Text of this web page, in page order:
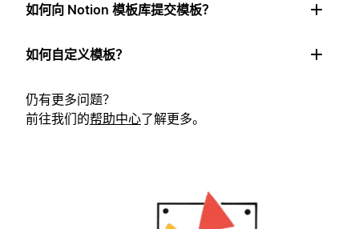
如何向 Notion 模板库提交模板？
如何自定义模板？
仍有更多问题？
前往我们的帮助中心了解更多。